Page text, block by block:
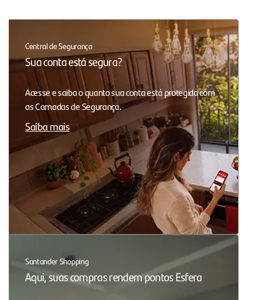
Central de Segurança
Sua conta está segura?
Acesse e saiba o quanto sua conta está protegida com
as Camadas de Segurança.
Saiba mais
Santander Shopping
Aqui, suas compras rendem pontos Esfera